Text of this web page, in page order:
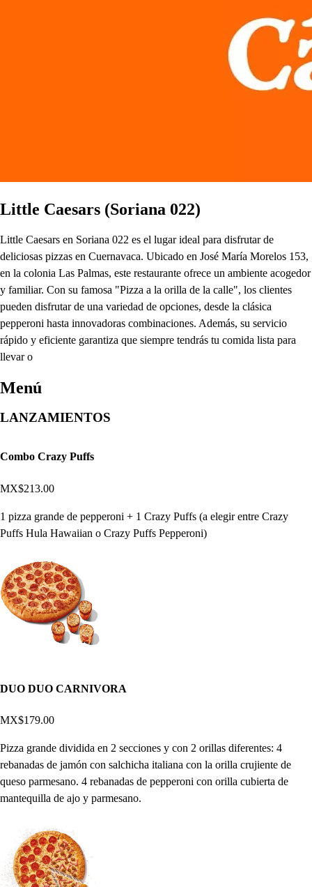
Little Caesars (Soriana 022)
Little Caesars en Soriana 022 es el lugar ideal para disfrutar de
deliciosas pizzas en Cuernavaca. Ubicado en José María Morelos 153,
en la colonia Las Palmas, este restaurante ofrece un ambiente acogedor
y familiar. Con su famosa "Pizza a la orilla de la calle", los clientes
pueden disfrutar de una variedad de opciones, desde la clásica
pepperoni hasta innovadoras combinaciones. Además, su servicio
rápido y eficiente garantiza que siempre tendrás tu comida lista para
llevar o
Menú
LANZAMIENTOS
Combo Crazy Puffs
MX$213.00
1 pizza grande de pepperoni + 1 Crazy Puffs (a elegir entre Crazy
Puffs Hula Hawaiian o Crazy Puffs Pepperoni)
DUO DUO CARNIVORA
MX$179.00
Pizza grande dividida en 2 secciones y con 2 orillas diferentes: 4
rebanadas de jamón con salchicha italiana con la orilla crujiente de
queso parmesano. 4 rebanadas de pepperoni con orilla cubierta de
mantequilla de ajo y parmesano.